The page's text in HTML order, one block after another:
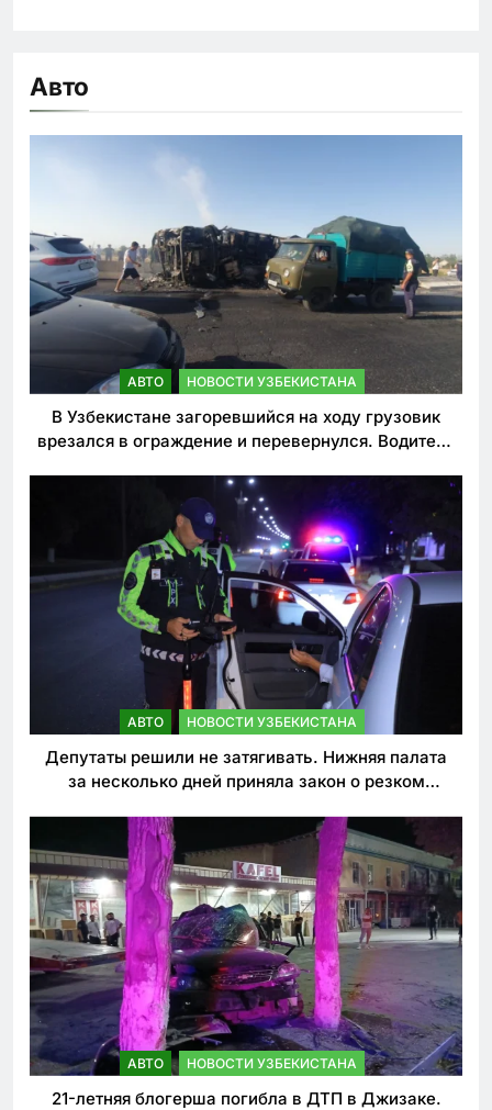
Авто
АВТО НОВОСТИ УЗБЕКИСТАНА
В Узбекистане загоревшийся на ходу грузовик
врезался в ограждение и перевернулся. Водитель
АВТО НОВОСТИ УЗБЕКИСТАНА
Депутаты решили не затягивать. Нижняя палата
за несколько дней приняла закон о резком
АВТО НОВОСТИ УЗБЕКИСТАНА
21-летняя блогерша погибла в ДТП в Джизаке.